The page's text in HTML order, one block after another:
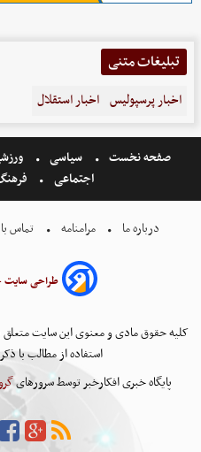
تبلیغات متنی
اخبار پرسپولیس اخبار استقلال
صفحه نخست سیاسی
اجتماعی
درباره ما مرامنامه تماس
طراحی سایت
کلیه حقوق مادی و معنوی این سایت متعلق
استفاده از مطالب با
پایگاه خبری افکارخبر توسط سرورهای